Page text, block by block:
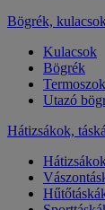
Bögrék,
Kulacsok
Bögrék
Termoszok
Utazó
Hátizsákok,